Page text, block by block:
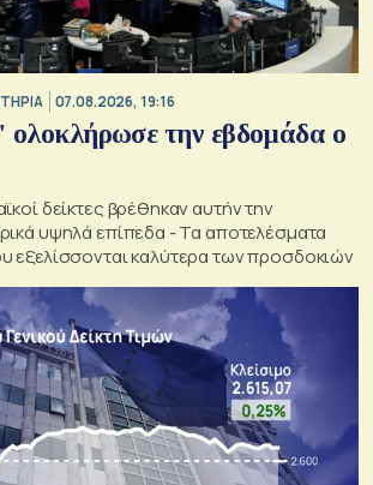
07.08.2026, 19:16
την εβδομάδα ο
δείκτες βρέθηκαν αυτήν την
υψηλά επίπεδα - Τα αποτελέσματα
εξελίσσονται καλύτερα των προσδοκιών